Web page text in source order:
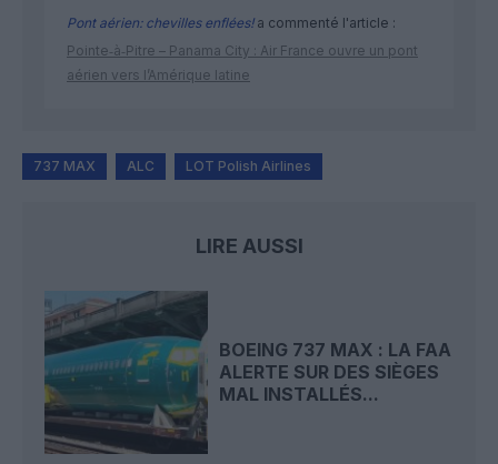
Pont aérien: chevilles enflées!a commenté l'article :
Pointe‑à‑Pitre – Panama City : Air France ouvre un pont
aérien vers l’Amérique latine
737 MAX ALC LOT Polish Airlines
LIRE AUSSI
BOEING 737 MAX : LA FAA
ALERTE SUR DES SIÈGES
MAL INSTALLÉS...